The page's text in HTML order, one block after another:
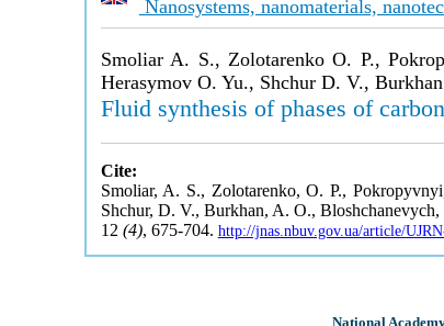
Nanosystems, nanomaterials,
Smoliar A. S., Zolotarenko O. P.,
Herasymov O. Yu., Shchur D. V.,
Fluid synthesis of phases of carbon
Cite:
Smoliar, A. S., Zolotarenko, O. P.,
Shchur, D. V., Burkhan, A. O.,
12 (4), 675-704. http://jnas.nbuv.gov.ua/article/
National